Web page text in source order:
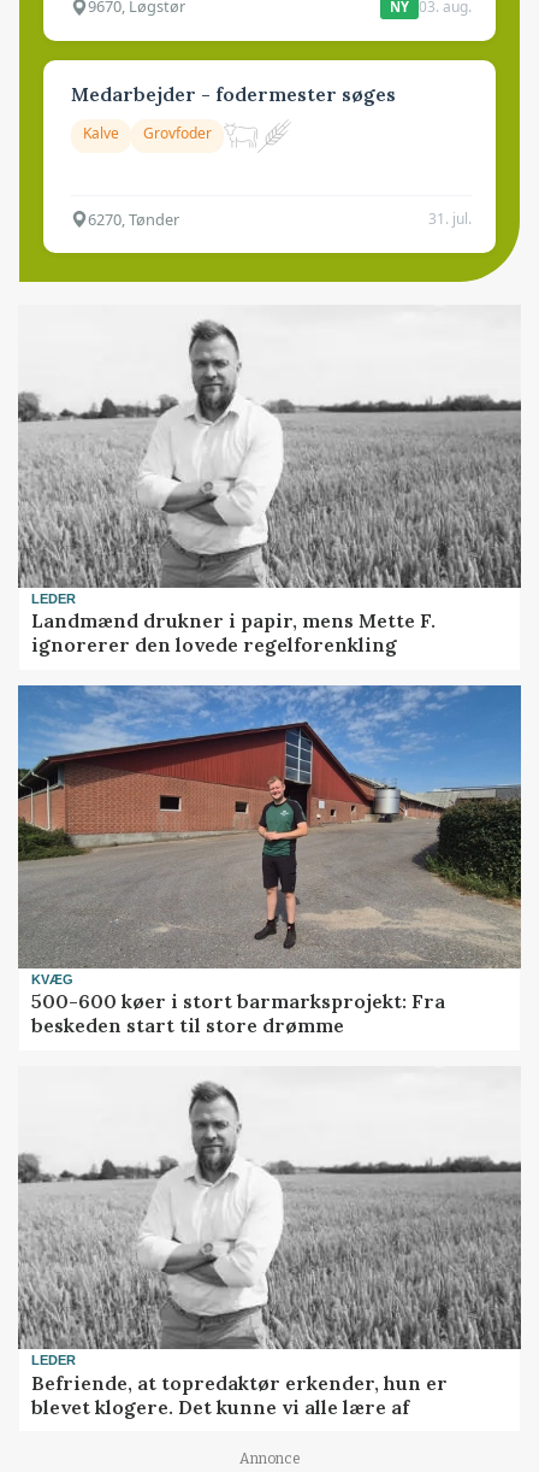
9670, Løgstør NY 03. aug.
Medarbejder - fodermester søges
Kalve Grovfoder
6270, Tønder 31. jul.
LEDER
Landmænd drukner i papir, mens Mette F.
ignorerer den lovede regelforenkling
KVÆG
500-600 køer i stort barmarksprojekt: Fra
beskeden start til store drømme
LEDER
Befriende, at topredaktør erkender, hun er
blevet klogere. Det kunne vi alle lære af
Annonce